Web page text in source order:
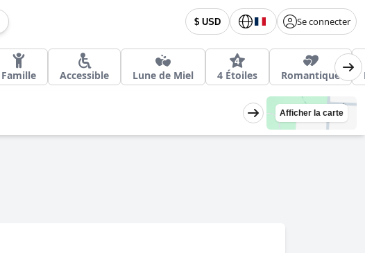
$ USD Se connecter
Famille Accessible Lune de Miel 4 Étoiles Romantique
Afficher la carte